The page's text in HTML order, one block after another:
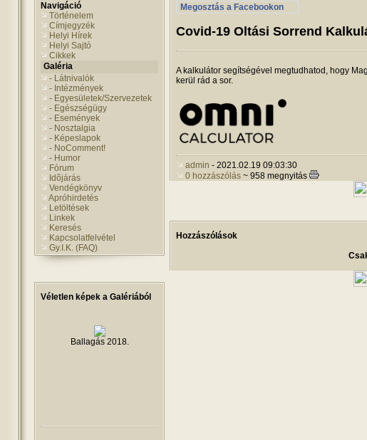
Navigáció
Történelem
Címjegyzék
Helyi Hírek
Helyi Sajtó
Cikkek
Galéria
- Látnivalók
- Intézmények
- Egyesületek/Szervezetek
- Egészségügy
- Események
- Nosztalgia
- Képeslapok
- NoComment!
- Humor
Fórum
Idõjárás
Vendégkönyv
Apróhirdetés
Letöltések
Linkek
Keresés
Kapcsolatfelvétel
Gy.I.K. (FAQ)
Véletlen képek a Galériából
Ballagás 2018.
Megosztás a Facebookon
Covid-19 Oltási Sorrend
A kalkulátor segítségével megtudhatod, hogy
kerül rád a sor.
admin - 2021.02.19 09:03:30
0 hozzászólás ~ 958 megnyitás
Hozzászólások